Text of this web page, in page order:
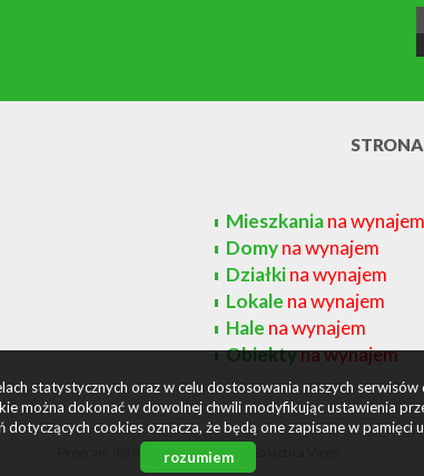
Mieszkaniana wynajem
Domyna wynajem
Działkina wynajem
Lokale na wynajem
Hale na wynajem
Obiektyna wynajem
Program dla biur nieruchomości
statystycznych oraz w celu dostosowania naszych
można dokonać w dowolnej chwili modyfikując ustawienia
dotyczących cookies oznacza, że będą one zapisane w pamięci
rozumiem